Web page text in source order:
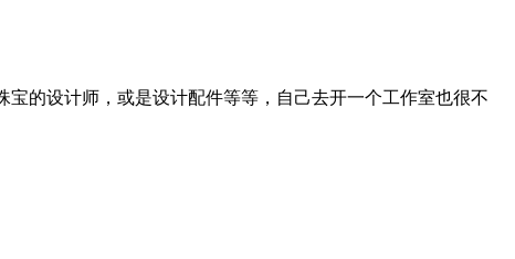
的设计师，或是设计配件等等，自己去开一个工作室也很不